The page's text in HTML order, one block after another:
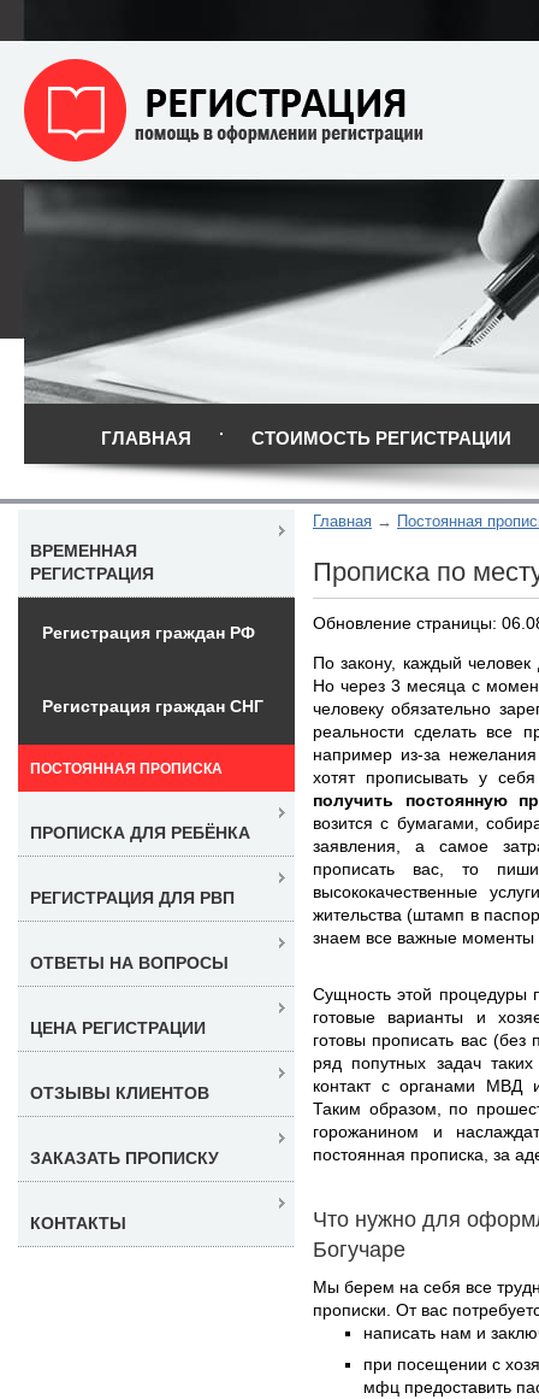
ГЛАВНАЯ СТОИМОСТЬ РЕГИСТРАЦИИ
Главная Постоянная
Прописка по
Обновление страницы:
По закону, каждый
Но через 3 месяца с
человеку обязательно
реальности сделать все
например из-за
хотят прописывать у
получить постоянную
возится с бумагами,
заявления, а самое
прописать вас, то
высококачественные
жительства (штамп в
знаем все важные моменты
Сущность этой процедуры
готовые варианты и
готовы прописать вас
ряд попутных задач
контакт с органами МВД
Таким образом, по
горожанином и
постоянная прописка, за
Что нужно для
Богучаре
Мы берем на себя все
прописки. От вас
написать нам и
при посещении с
мфц предоставить
ВРЕМЕННАЯ
РЕГИСТРАЦИЯ
Регистрация граждан РФ
Регистрация граждан СНГ
ПОСТОЯННАЯ ПРОПИСКА
ПРОПИСКА ДЛЯ РЕБЁНКА
РЕГИСТРАЦИЯ ДЛЯ РВП
ОТВЕТЫ НА ВОПРОСЫ
ЦЕНА РЕГИСТРАЦИИ
ОТЗЫВЫ КЛИЕНТОВ
ЗАКАЗАТЬ ПРОПИСКУ
КОНТАКТЫ